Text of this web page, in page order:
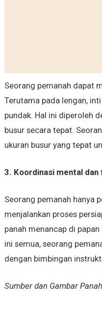
Seorang pemanah dapat
Terutama pada lengan,
pundak. Hal ini diperoleh
busur secara tepat.
ukuran busur yang tepat
3. Koordinasi mental dan
Seorang pemanah hanya
menjalankan proses
panah menancap di
ini semua, seorang
dengan bimbingan
Sumber dan Gambar